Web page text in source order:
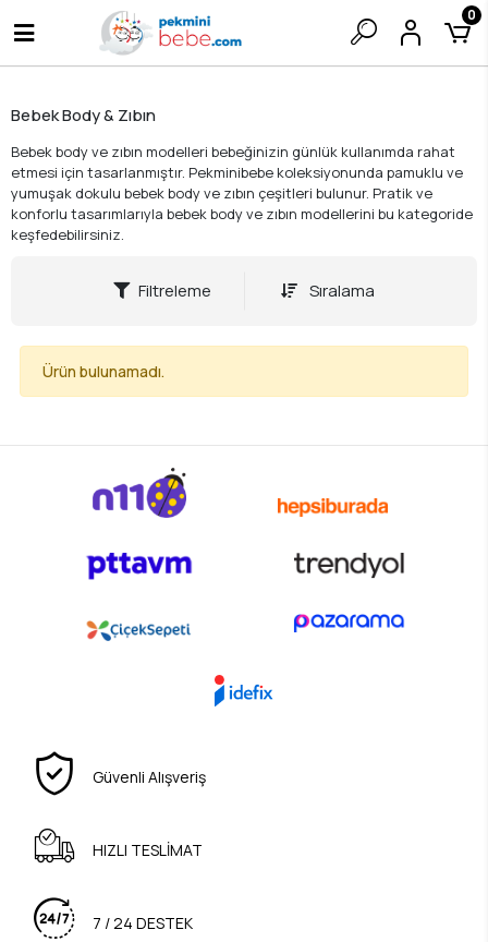
0
Bebek Body & Zıbın
Bebek body ve zıbın modelleri bebeğinizin günlük kullanımda rahat
etmesi için tasarlanmıştır. Pekminibebe koleksiyonunda pamuklu ve
yumuşak dokulu bebek body ve zıbın çeşitleri bulunur. Pratik ve
konforlu tasarımlarıyla bebek body ve zıbın modellerini bu kategoride
keşfedebilirsiniz.
Filtreleme Sıralama
Ürün bulunamadı.
Güvenli Alışveriş
HIZLI TESLİMAT
7 / 24 DESTEK